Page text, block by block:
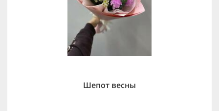
Шепот весны